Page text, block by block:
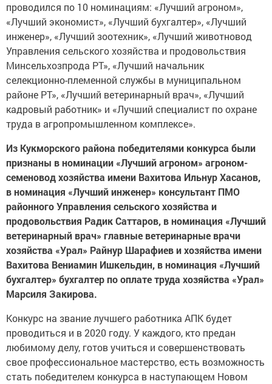
проводился по 10 номинациям: «Лучший агроном»,
«Лучший экономист», «Лучший бухгалтер», «Лучший
инженер», «Лучший зоотехник», «Лучший животновод
Управления сельского хозяйства и продовольствия
Минсельхозпрода РТ», «Лучший начальник
селекционно-племенной службы в муниципальном
районе РТ», «Лучший ветеринарный врач», «Лучший
кадровый работник» и «Лучший специалист по охране
труда в агропромышленном комплексе».
Из Кукморского района победителями конкурса были
признаны в номинации «Лучший агроном» агроном-
семеновод хозяйства имени Вахитова Ильнур Хасанов,
в номинация «Лучший инженер» консультант ПМО
районного Управления сельского хозяйства и
продовольствия Радик Саттаров, в номинация «Лучший
ветеринарный врач» главные ветеринарные врачи
хозяйства «Урал» Райнур Шарафиев и хозяйства имени
Вахитова Вениамин Ишкельдин, в номинация «Лучший
бухгалтер» бухгалтер по оплате труда хозяйства «Урал»
Марсиля Закирова.
Конкурс на звание лучшего работника АПК будет
проводиться и в 2020 году. У каждого, кто предан
любимому делу, готов учиться и совершенствовать
свое профессиональное мастерство, есть возможность
стать победителем конкурса в наступающем Новом